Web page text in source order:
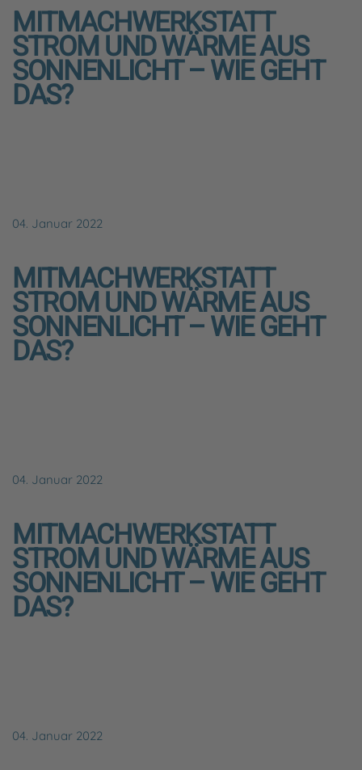
MITMACHWERKSTATT
STROM UND WÄRME AUS
SONNENLICHT – WIE GEHT
DAS?
04. Januar 2022
MITMACHWERKSTATT
STROM UND WÄRME AUS
SONNENLICHT – WIE GEHT
DAS?
04. Januar 2022
MITMACHWERKSTATT
STROM UND WÄRME AUS
SONNENLICHT – WIE GEHT
DAS?
04. Januar 2022